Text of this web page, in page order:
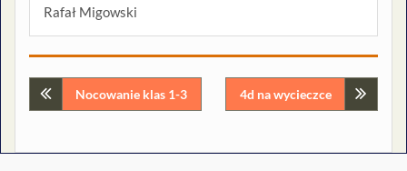
Rafał Migowski
Nawigacja
Nocowanie klas 1-3 4d na wycieczce